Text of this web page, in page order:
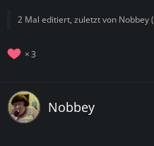
2 Mal editiert, zuletzt von Nobbey(
3
Nobbey